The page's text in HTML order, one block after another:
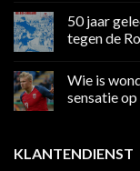
media
in
Premier
op
Ronaldo
eerste
meer
100
land
scoort
50 jaar
tegen de
op
jaar
nog
eens
Wie is
sensatie op
Wie
is
KLANTENDIENST